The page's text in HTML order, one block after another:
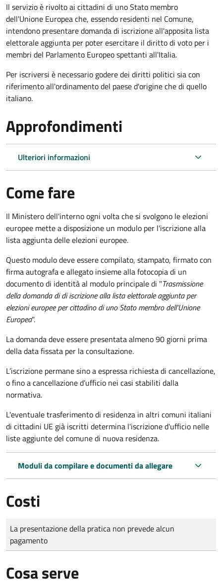
Il servizio è rivolto ai cittadini di uno Stato membro
dell'Unione Europea che, essendo residenti nel Comune,
intendono presentare domanda di iscrizione all'apposita lista
elettorale aggiunta per poter esercitare il diritto di voto per i
membri del Parlamento Europeo spettanti all'Italia.
Per iscriversi è necessario godere dei diritti politici sia con
riferimento all'ordinamento del paese d'origine che di quello
italiano.
Approfondimenti
Ulteriori informazioni
Come fare
Il Ministero dell'interno ogni volta che si svolgono le elezioni
europee mette a disposizione un modulo per l'iscrizione alla
lista aggiunta delle elezioni europee.
Questo modulo deve essere compilato, stampato, firmato con
firma autografa e allegato insieme alla fotocopia di un
documento di identità al modulo principale di "Trasmissione
della domanda di di iscrizione alla lista elettorale aggiunta per
elezioni europee per cittadino di uno Stato membro dell'Unione
Europea".
La domanda deve essere presentata almeno 90 giorni prima
della data fissata per la consultazione.
L’iscrizione permane sino a espressa richiesta di cancellazione,
o fino a cancellazione d’ufficio nei casi stabiliti dalla
normativa.
L'eventuale trasferimento di residenza in altri comuni italiani
di cittadini UE già iscritti determina l'iscrizione d'ufficio nelle
liste aggiunte del comune di nuova residenza.
Moduli da compilare e documenti da allegare
Costi
Tipo di pagamento
Importo
La presentazione della pratica non prevede alcun
pagamento
Cosa serve